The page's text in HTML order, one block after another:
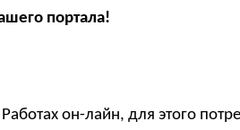
портала!
он-лайн, для этого